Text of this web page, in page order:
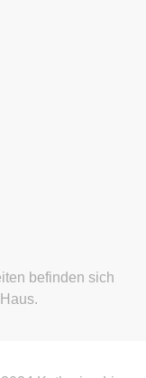
befinden sich